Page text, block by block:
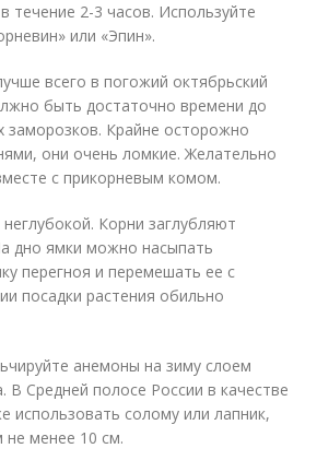
течение 2-3 часов. Используйте
или «Эпин».
всего в погожий октябрьский
быть достаточно времени до
заморозков. Крайне осторожно
они очень ломкие. Желательно
с прикорневым комом.
Корни заглубляют
дно ямки можно насыпать
перегноя и перемешать ее с
посадки растения обильно
анемоны на зиму слоем
В Средней полосе России в качестве
использовать солому или лапник,
менее 10 см.